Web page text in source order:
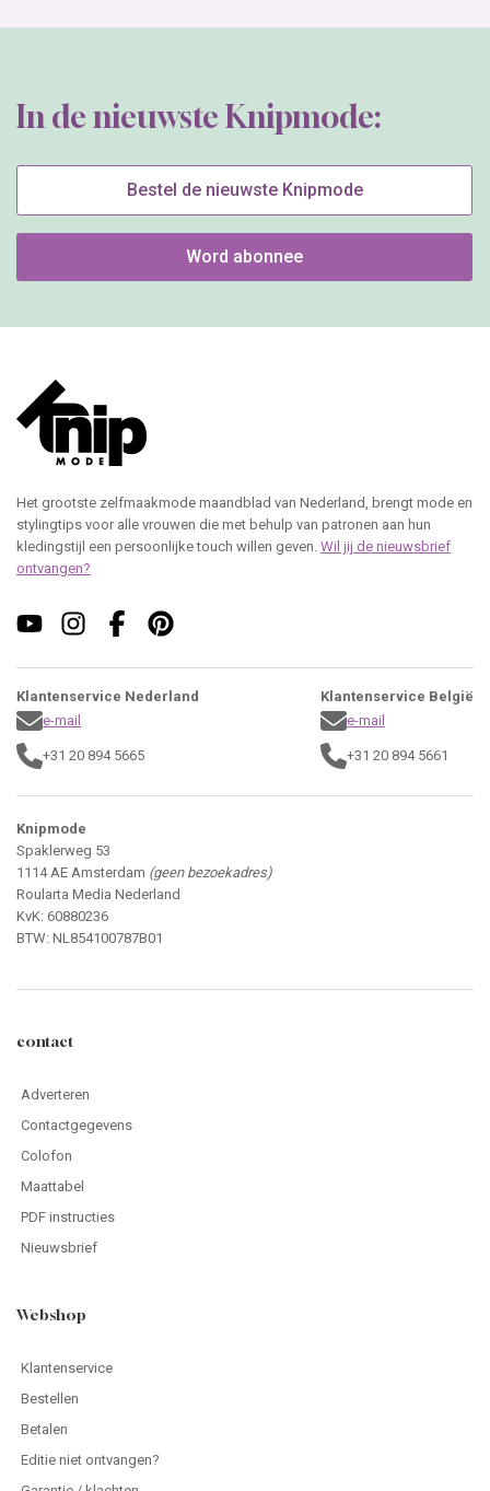
In de nieuwste Knipmode:
Bestel de nieuwste Knipmode
Word abonnee
Het grootste zelfmaakmode maandblad van Nederland, brengt mode en
stylingtips voor alle vrouwen die met behulp van patronen aan hun
kledingstijl een persoonlijke touch willen geven. Wil jij de nieuwsbrief
ontvangen?
Klantenservice Nederland
e-mail
+31 20 894 5665
Klantenservice België
e-mail
+31 20 894 5661
Knipmode
Spaklerweg 53
1114 AE Amsterdam (geen bezoekadres)
Roularta Media Nederland
KvK: 60880236
BTW: NL854100787B01
contact
Adverteren
Contactgegevens
Colofon
Maattabel
PDF instructies
Nieuwsbrief
Webshop
Klantenservice
Bestellen
Betalen
Editie niet ontvangen?